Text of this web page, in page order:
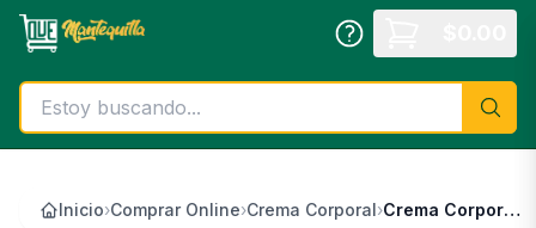
Saltar al contenido principal
Inicio›Comprar Online›Crema Corporal› Crema Corporal Piel Seca Aloe Vera Every Night